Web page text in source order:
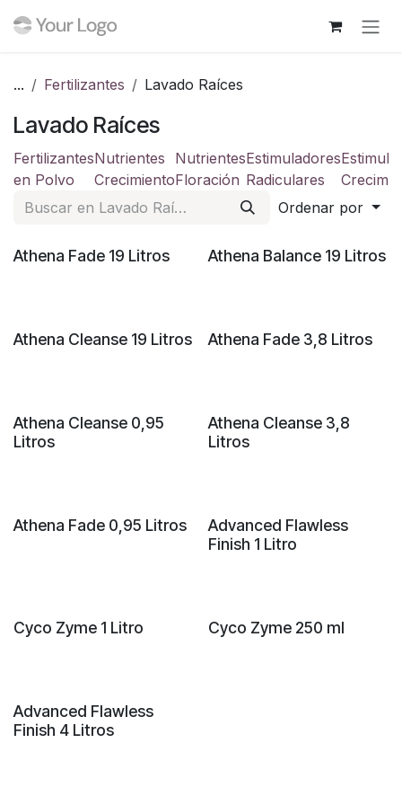
... Fertilizantes Lavado Raíces
Lavado Raíces
Fertilizantes
en Polvo
Nutrientes
Crecimiento
Nutrientes
Floración
Estimuladores
Radiculares
Ordenar por
Athena Fade 19 Litros Athena Balance 19 Litros
Athena Cleanse 19 Litros Athena Fade 3,8 Litros
Athena Cleanse 0,95
Litros
Athena Cleanse 3,8
Litros
Athena Fade 0,95 Litros
Advanced Flawless
Finish 1 Litro
Cyco Zyme 1 Litro Cyco Zyme 250 ml
Advanced Flawless
Finish 4 Litros